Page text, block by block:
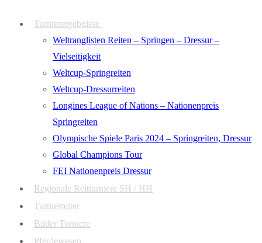
Turnierergebnisse
Weltranglisten Reiten – Springen – Dressur –
Vielseitigkeit
Weltcup-Springreiten
Weltcup-Dressurreiten
Longines League of Nations – Nationenpreis
Springreiten
Olympische Spiele Paris 2024 – Springreiten, Dressur
Global Champions Tour
FEI Nationenpreis Dressur
Regionale Reitturniere SH / HH
Turnierreiter
Bilder Turniere
Pferdewesen